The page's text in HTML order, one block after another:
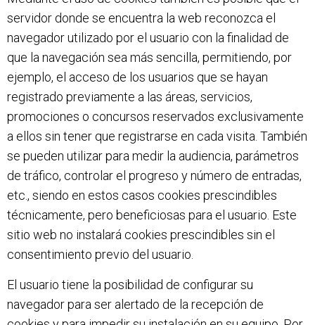
servidor donde se encuentra la web reconozca el
navegador utilizado por el usuario con la finalidad de
que la navegación sea más sencilla, permitiendo, por
ejemplo, el acceso de los usuarios que se hayan
registrado previamente a las áreas, servicios,
promociones o concursos reservados exclusivamente
a ellos sin tener que registrarse en cada visita. También
se pueden utilizar para medir la audiencia, parámetros
de tráfico, controlar el progreso y número de entradas,
etc., siendo en estos casos cookies prescindibles
técnicamente, pero beneficiosas para el usuario. Este
sitio web no instalará cookies prescindibles sin el
consentimiento previo del usuario.
El usuario tiene la posibilidad de configurar su
navegador para ser alertado de la recepción de